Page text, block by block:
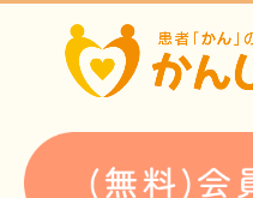
ホーム
患者会・支援団体紹介
疾患別検索